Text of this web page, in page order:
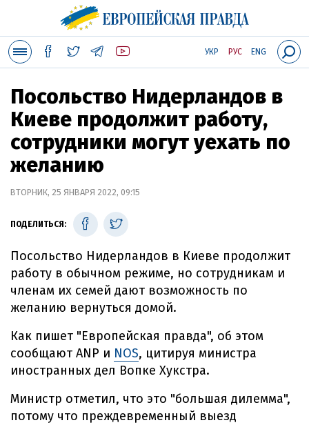
УКР РУС ENG
Посольство Нидерландов в
Киеве продолжит работу,
сотрудники могут уехать по
желанию
ВТОРНИК, 25 ЯНВАРЯ 2022, 09:15
ПОДЕЛИТЬСЯ:
Посольство Нидерландов в Киеве продолжит
работу в обычном режиме, но сотрудникам и
членам их семей дают возможность по
желанию вернуться домой.
Как пишет "Европейская правда", об этом
сообщают ANP и NOS, цитируя министра
иностранных дел Вопке Хукстра.
Министр отметил, что это "большая дилемма",
потому что преждевременный выезд